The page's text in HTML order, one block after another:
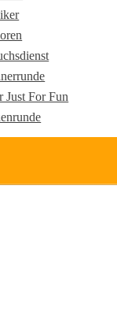
Just For Fun